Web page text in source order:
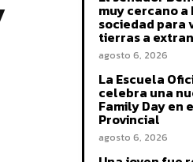
muy cercano a
sociedad para
tierras a
agosto 6, 2026
La Escuela
celebra una
Family Day en
Provincial
agosto 6, 2026